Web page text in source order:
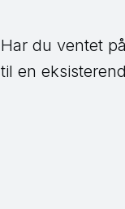
Har du ventet
til en